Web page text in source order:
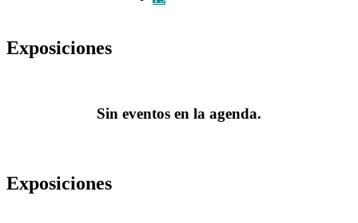
Exposiciones
Sin eventos en la agenda.
Exposiciones